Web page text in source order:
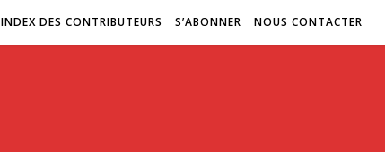
INDEX DES CONTRIBUTEURS S’ABONNER NOUS CONTACTER